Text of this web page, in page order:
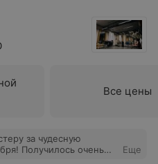
Все цены
за чудесную
Еще